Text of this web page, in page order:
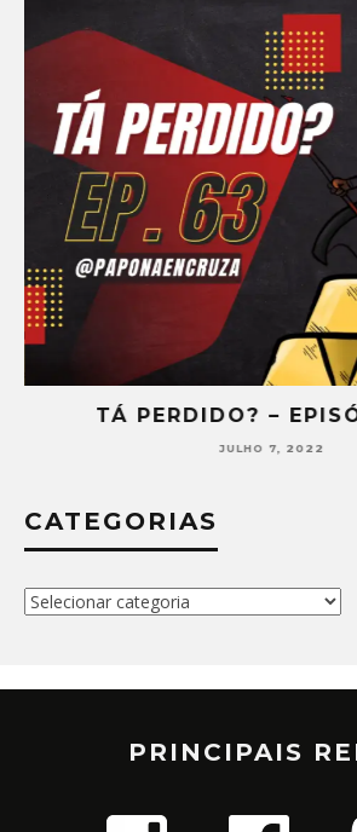
TÁ PERDIDO? –
JULHO 7, 2022
CATEGORIAS
Categorias
PRINCIPAIS